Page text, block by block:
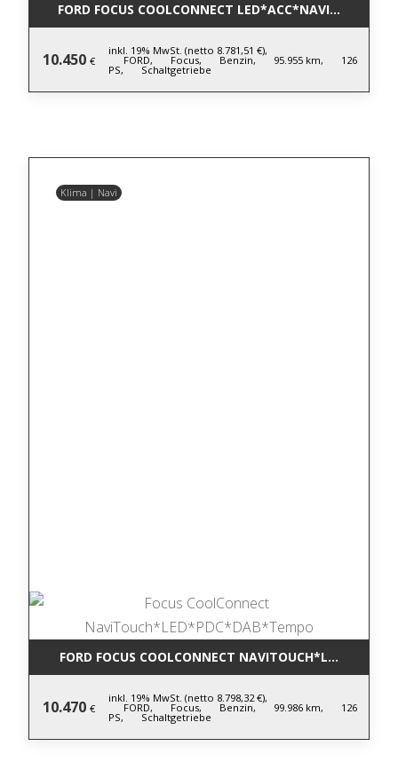
FORD FOCUS COOLCONNECT
10.450 €
inkl. 19% MwSt. (netto 8.781,51 €),
FORD, Focus, Benzin, 95.955 km, 126
PS, Schaltgetriebe
Klima | Navi
FORD FOCUS COOLCONNECT
10.470 €
inkl. 19% MwSt. (netto 8.798,32 €),
FORD, Focus, Benzin, 99.986 km, 126
PS, Schaltgetriebe